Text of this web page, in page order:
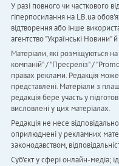
У разі повного чи часткового
гіперпосилання на LB.ua
відтворення або інше
агентство "Українськi Новини"
Матеріали, які розміщуються
компаній" / "Пресреліз" /
правах реклами. Редакція
представлені. Матеріали з
редакція бере участь у
висловлені у цих матеріалах.
Редакція не несе
оприлюднені у рекламних
законодавством,
Cуб'єкт у сфері онлайн-медіа;